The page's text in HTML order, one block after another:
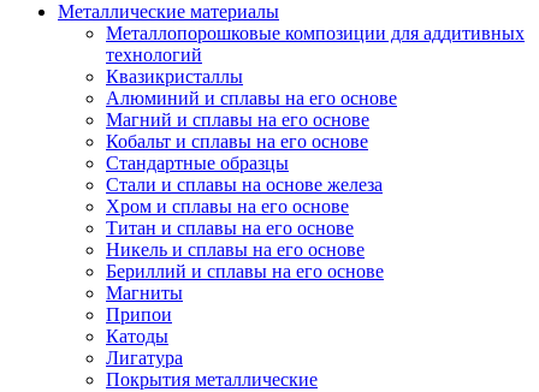
Металлические материалы
Металлопорошковые композиции для аддитивных
технологий
Квазикристаллы
Алюминий и сплавы на его основе
Магний и сплавы на его основе
Кобальт и сплавы на его основе
Стандартные образцы
Стали и сплавы на основе железа
Хром и сплавы на его основе
Титан и сплавы на его основе
Никель и сплавы на его основе
Бериллий и сплавы на его основе
Магниты
Припои
Катоды
Лигатура
Покрытия металлические